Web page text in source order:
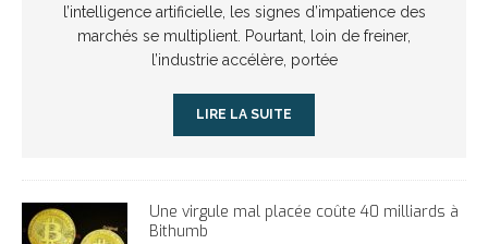
l’intelligence artificielle, les signes d’impatience des
marchés se multiplient. Pourtant, loin de freiner,
l’industrie accélère, portée
LIRE LA SUITE
Une virgule mal placée coûte 40 milliards à
Bithumb